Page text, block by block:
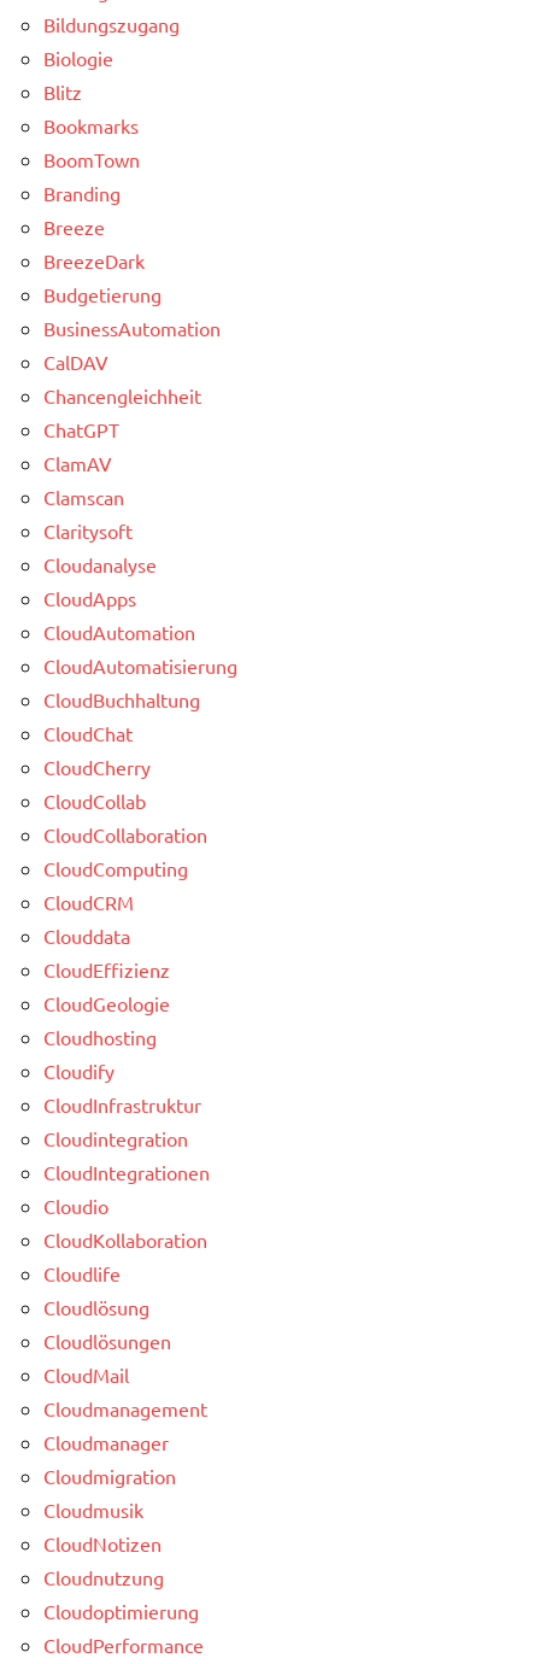
Bildungszugang
Biologie
Blitz
Bookmarks
BoomTown
Branding
Breeze
BreezeDark
Budgetierung
BusinessAutomation
CalDAV
Chancengleichheit
ChatGPT
ClamAV
Clamscan
Claritysoft
Cloudanalyse
CloudApps
CloudAutomation
CloudAutomatisierung
CloudBuchhaltung
CloudChat
CloudCherry
CloudCollab
CloudCollaboration
CloudComputing
CloudCRM
Clouddata
CloudEffizienz
CloudGeologie
Cloudhosting
Cloudify
CloudInfrastruktur
Cloudintegration
CloudIntegrationen
Cloudio
CloudKollaboration
Cloudlife
Cloudlösung
Cloudlösungen
CloudMail
Cloudmanagement
Cloudmanager
Cloudmigration
Cloudmusik
CloudNotizen
Cloudnutzung
Cloudoptimierung
CloudPerformance